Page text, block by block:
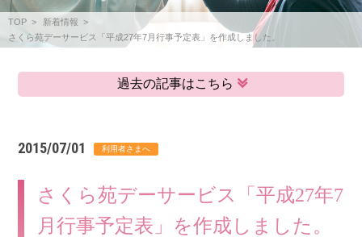
TOP
新着情報
さくら苑デーサービス「平成27年7月行事予定表」を作成しました。
過去の記事はこちら
2015/07/01
さくら苑デーサービス「平成27年7
月行事予定表」を作成しました。